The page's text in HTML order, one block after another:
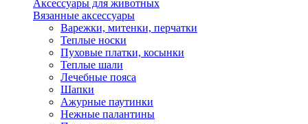
Аксессуары для животных
Вязанные аксессуары
Варежки, митенки, перчатки
Теплые носки
Пуховые платки, косынки
Теплые шали
Лечебные пояса
Шапки
Ажурные паутинки
Нежные палантины